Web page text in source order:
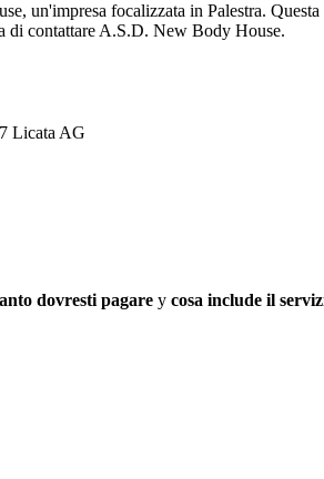
un'impresa focalizzata in Palestra.
di contattare A.S.D. New Body House.
Licata AG
dovresti pagare y cosa include il